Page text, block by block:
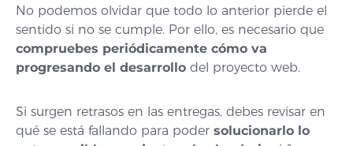
No podemos olvidar que todo lo anterior pierde el
sentido si no se cumple. Por ello, es necesario que
compruebes periódicamente cómo va
progresando el desarrollo del proyecto web.
Si surgen retrasos en las entregas, debes revisar en
qué se está fallando para poder solucionarlo lo